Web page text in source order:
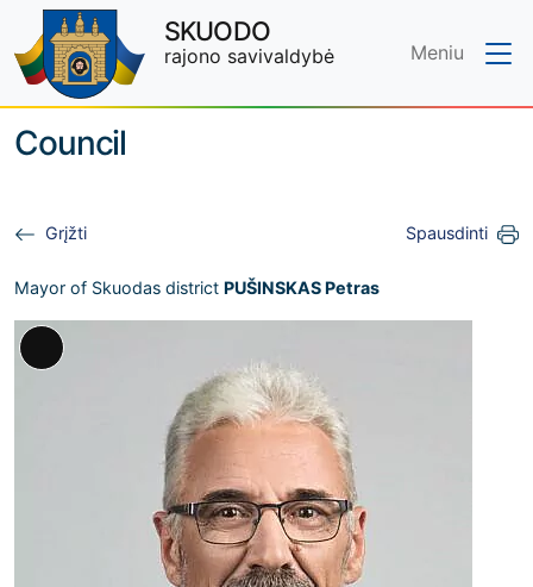
Skip to main content
SKUODO
rajono savivaldybė Meniu
Council
Grįžti Spausdinti
Mayor of Skuodas district PUŠINSKAS Petras
Long